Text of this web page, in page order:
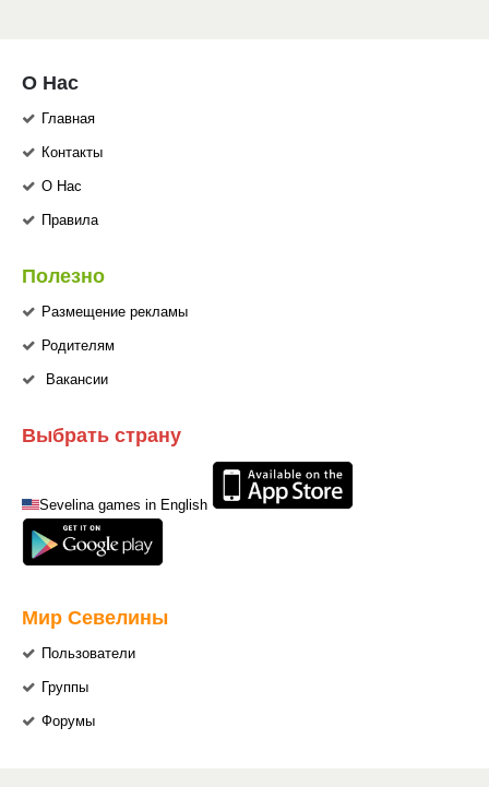
О Нас
Главная
Контакты
О Нас
Правила
Полезно
Размещение рекламы
Родителям
Вакансии
Выбрать страну
Sevelina games in English
Мир Севелины
Пользователи
Группы
Форумы